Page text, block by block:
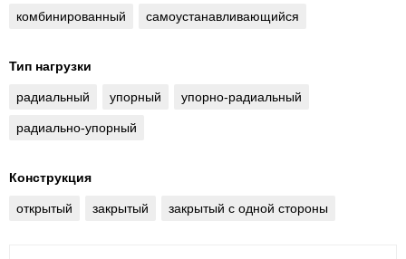
комбинированный самоустанавливающийся
Тип нагрузки
радиальный упорный упорно-радиальный
радиально-упорный
Конструкция
открытый закрытый закрытый с одной стороны